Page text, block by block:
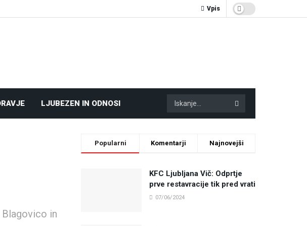
Vpis
LJUBEZEN IN ODNOSI
in
Popularni Komentarji Najnovejši
KFC Ljubljana Vič: Odprtje
prve restavracije tik pred vrati
07/06/2024